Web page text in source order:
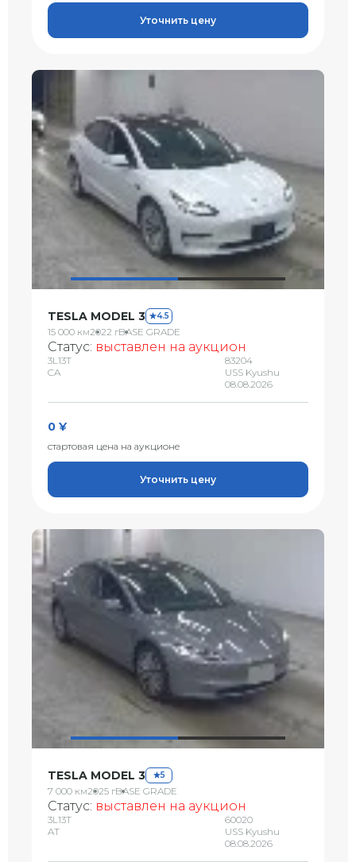
Уточнить цену
TESLA MODEL 3 4.5
15 000 км2022 гBASE GRADE
Статус: выставлен на аукцион
3L13T
CA
83204
USS Kyushu
08.08.2026
0 ¥
стартовая цена на аукционе
Уточнить цену
TESLA MODEL 3 5
7 000 км2025 гBASE GRADE
Статус: выставлен на аукцион
3L13T
AT
60020
USS Kyushu
08.08.2026